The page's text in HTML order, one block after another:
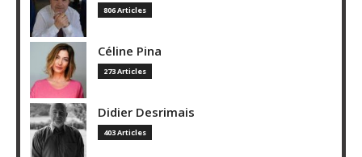
806 Articles
Céline Pina
273 Articles
Didier Desrimais
403 Articles